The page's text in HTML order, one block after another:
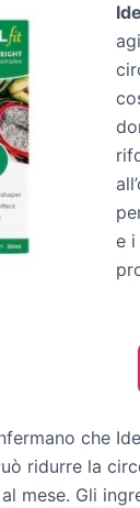
e i
che
ridurre la
mese. Gli